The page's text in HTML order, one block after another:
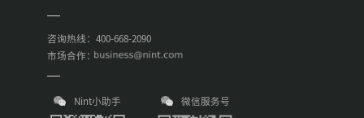
咨询热线：400-668-2090
市场合作：
Nint小助手 微信服务号